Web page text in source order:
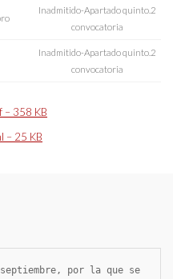
Inadmitido-Apartado quinto.2
convocatoria
Inadmitido-Apartado quinto.2
convocatoria
– 358 KB
– 25 KB
septiembre, por la que se